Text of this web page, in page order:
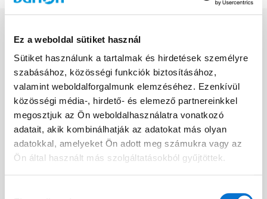
Ez a weboldal sütiket használ
Sütiket használunk a tartalmak és hirdetések személyre
szabásához, közösségi funkciók biztosításához,
valamint weboldalforgalmunk elemzéséhez. Ezenkívül
közösségi média-, hirdető- és elemező partnereinkkel
megosztjuk az Ön weboldalhasználatra vonatkozó
adatait, akik kombinálhatják az adatokat más olyan
adatokkal, amelyeket Ön adott meg számukra vagy az
Ön által használt más szolgáltatásokból gyűjtöttek.
Facebook
Discord dev community
@BarionPayment
Vállalkozásoknak Magánszemélyeknek
Barion Wallet